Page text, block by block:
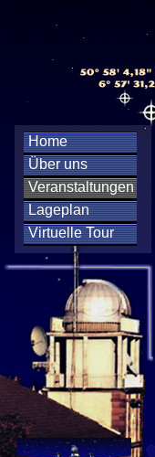
Home
Über uns
Veranstaltungen
Lageplan
Virtuelle Tour